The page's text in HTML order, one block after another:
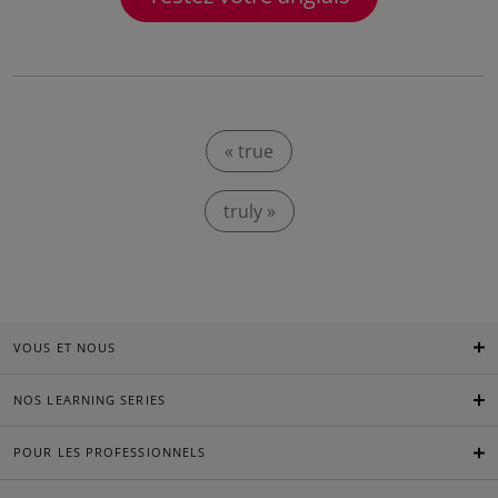
« true
truly »
VOUS ET NOUS
NOS LEARNING SERIES
POUR LES PROFESSIONNELS